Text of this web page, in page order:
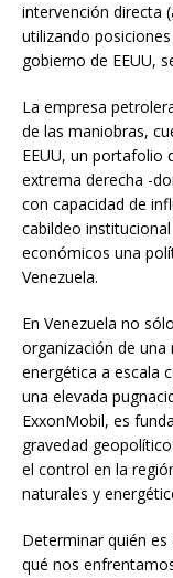
intervención directa
utilizando
gobierno de EEUU,
La empresa
de las maniobras,
EEUU, un portafolio
extrema derecha -
con capacidad de
cabildeo
económicos una
Venezuela.
En Venezuela no
organización de
energética a escala
una elevada
ExxonMobil, es
gravedad
el control en la
naturales y
Determinar quién
qué nos